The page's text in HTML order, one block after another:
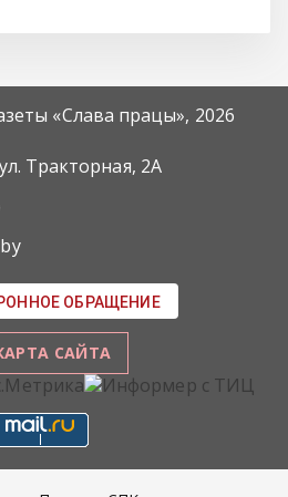
«Слава працы», 2026
Тракторная, 2А
ОБРАЩЕНИЕ
САЙТА